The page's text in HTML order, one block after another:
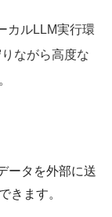
カルLLM実行環
ながら高度な
ータを外部に送
きます。